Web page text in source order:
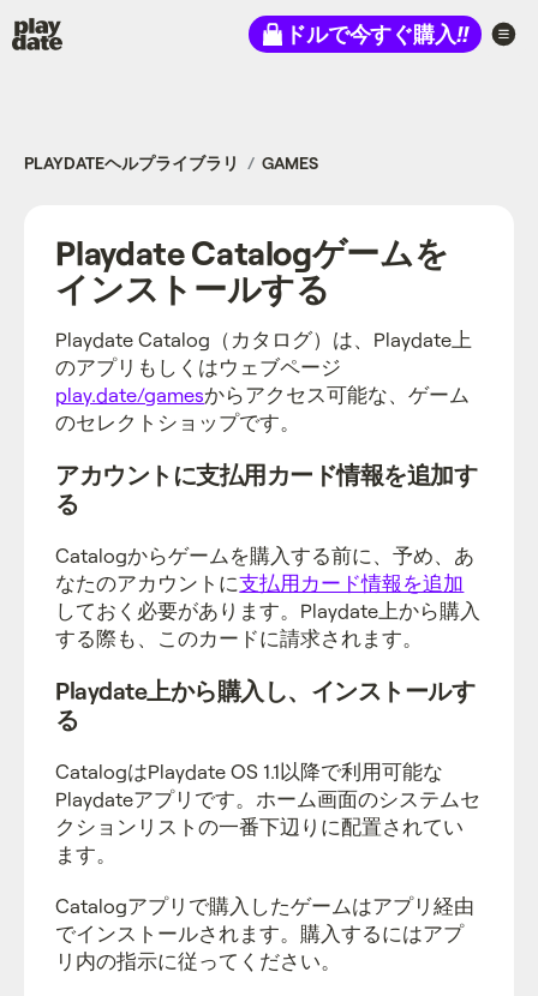
Playdate ドルで今すぐ購入!!
PLAYDATEヘルプライブラリ GAMES
Playdate Catalogゲームを
インストールする
Playdate Catalog（カタログ）は、Playdate上
のアプリもしくはウェブページ
play.date/gamesからアクセス可能な、ゲーム
のセレクトショップです。
アカウントに支払用カード情報を追加す
る
Catalogからゲームを購入する前に、予め、あ
なたのアカウントに支払用カード情報を追加
しておく必要があります。Playdate上から購入
する際も、このカードに請求されます。
Playdate上から購入し、インストールす
る
CatalogはPlaydate OS 1.1以降で利用可能な
Playdateアプリです。ホーム画面のシステムセ
クションリストの一番下辺りに配置されてい
ます。
Catalogアプリで購入したゲームはアプリ経由
でインストールされます。購入するにはアプ
リ内の指示に従ってください。